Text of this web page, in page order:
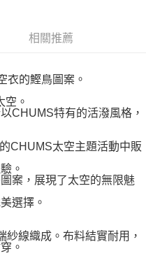
相關推薦
衣的鰹鳥圖案。
空。
CHUMS特有的活潑風格，
CHUMS太空主題活動中販
。
案，展現了太空的無限魅
選擇。
線織成。布料結實耐用，
。